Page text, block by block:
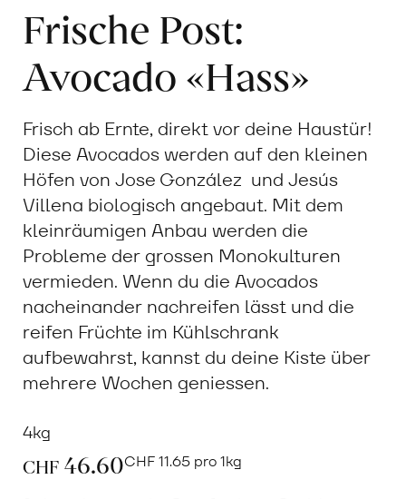
Frische Post:
Avocado «Hass»
Frisch ab Ernte, direkt vor deine Haustür!
Diese Avocados werden auf den kleinen
Höfen von Jose González und Jesús
Villena biologisch angebaut. Mit dem
kleinräumigen Anbau werden die
Probleme der grossen Monokulturen
vermieden. Wenn du die Avocados
nacheinander nachreifen lässt und die
reifen Früchte im Kühlschrank
aufbewahrst, kannst du deine Kiste über
mehrere Wochen geniessen.
4kg
CHF 46.60CHF11.65 pro 1kg